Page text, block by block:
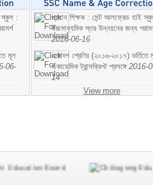
স্কুল :
মূল
06-
প্রধান শিক্ষক : সেন্ট আলফ্রেড হাই
উচ্চমাধ্যমিক স্তর উন্নয়নের জন্য
2016-06-16
একাদশ শ্রেণির (২০১৬-২০১৭) ভর্তিতে
একাডেমিক ট্রান্সক্রিপ্ট প্রসঙ্গে 2016-
14
View more